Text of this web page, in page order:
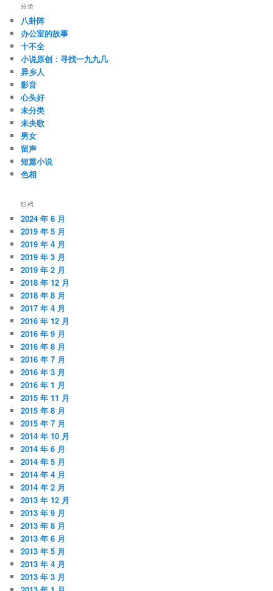
分类
八卦阵
办公室的故事
十不全
小说原创：寻找一九九几
异乡人
影音
心头好
未分类
未央歌
男女
留声
短篇小说
色相
归档
2024 年 6 月
2019 年 5 月
2019 年 4 月
2019 年 3 月
2019 年 2 月
2018 年 12 月
2018 年 8 月
2017 年 4 月
2016 年 12 月
2016 年 9 月
2016 年 8 月
2016 年 7 月
2016 年 3 月
2016 年 1 月
2015 年 11 月
2015 年 8 月
2015 年 7 月
2014 年 10 月
2014 年 6 月
2014 年 5 月
2014 年 4 月
2014 年 2 月
2013 年 12 月
2013 年 9 月
2013 年 8 月
2013 年 6 月
2013 年 5 月
2013 年 4 月
2013 年 3 月